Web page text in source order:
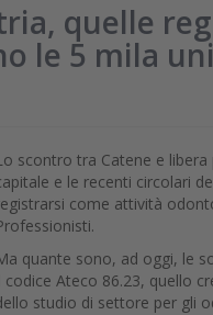
quelle
le 5 mila
scontro tra Catene e
e le recenti circolari
come attività
quante sono, ad oggi, le
codice Ateco 86.23, quello
studio di settore per gli